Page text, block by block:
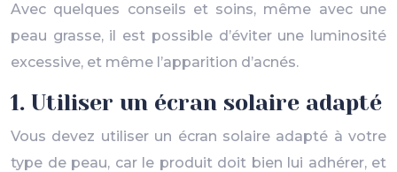
Avec quelques conseils et soins, même avec une
peau grasse, il est possible d’éviter une luminosité
excessive, et même l’apparition d’acnés.
1. Utiliser un écran solaire adapté
Vous devez utiliser un écran solaire adapté à votre
type de peau, car le produit doit bien lui adhérer, et